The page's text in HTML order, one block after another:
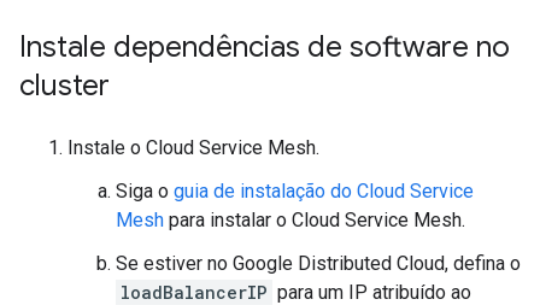
Instale dependências de software no
cluster
Instale o Cloud Service Mesh.
Siga o guia de instalação do Cloud Service
Mesh para instalar o Cloud Service Mesh.
Se estiver no Google Distributed Cloud, defina o
loadBalancerIP para um IP atribuído ao